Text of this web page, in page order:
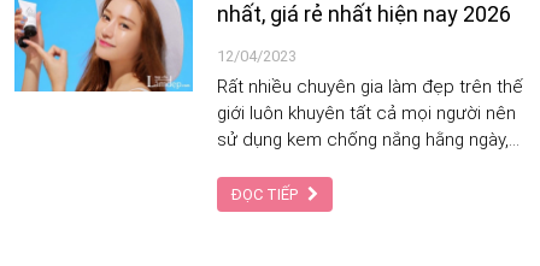
nhất, giá rẻ nhất hiện nay 2026
12/04/2023
Rất nhiều chuyên gia làm đẹp trên thế
giới luôn khuyên tất cả mọi người nên
sử dụng kem chống nắng hằng ngày,
nó và tác dụng của nó ra sao? Bài viết
dưới đây sẽ cung cấp tất cả những
ĐỌC TIẾP